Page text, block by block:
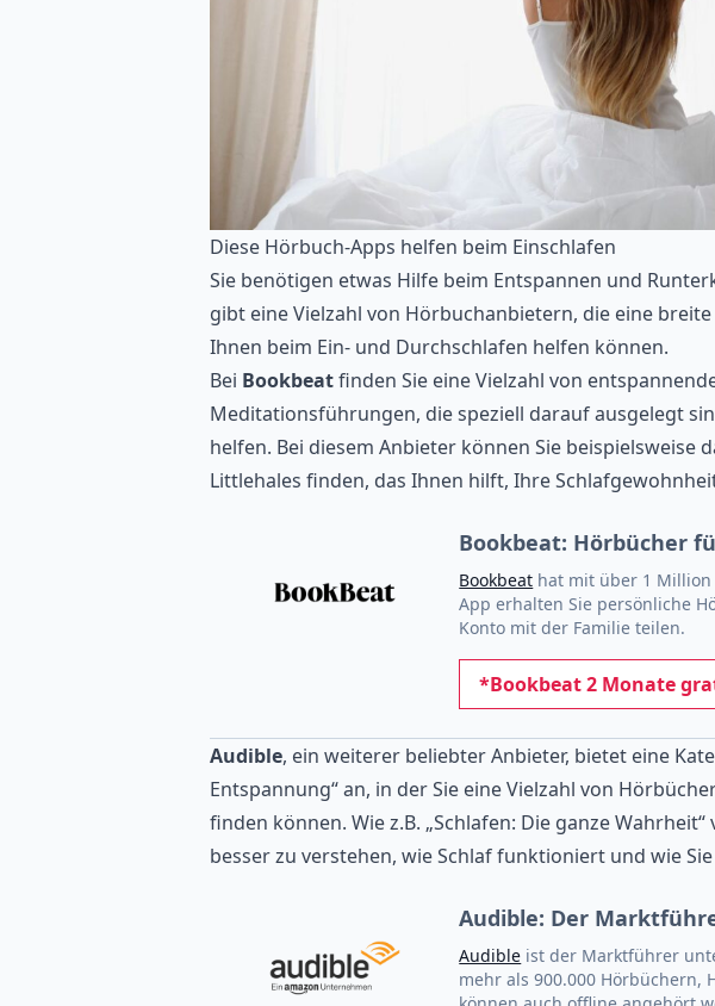
Diese Hörbuch-Apps helfen beim Einschlafen
Sie benötigen etwas Hilfe beim Entspannen und
gibt eine Vielzahl von Hörbuchanbietern, die eine
Ihnen beim Ein- und Durchschlafen helfen können.
Bei Bookbeatfinden Sie eine Vielzahl von
Meditationsführungen, die speziell darauf ausgelegt
helfen. Bei diesem Anbieter können Sie beispielsweise
Littlehales finden, das Ihnen hilft, Ihre
Bookbeat: Hörbücher
Bookbeat hat mit über 1
App erhalten Sie persönliche
Konto mit der Familie teilen.
*Bookbeat 2 Monate
Audible, ein weiterer beliebter Anbieter, bietet eine
Entspannung“ an, in der Sie eine Vielzahl von
finden können. Wie z.B. „Schlafen: Die ganze
besser zu verstehen, wie Schlaf funktioniert und wie
Audible: Der
Audible ist der Marktführer
mehr als 900.000 Hörbüchern,